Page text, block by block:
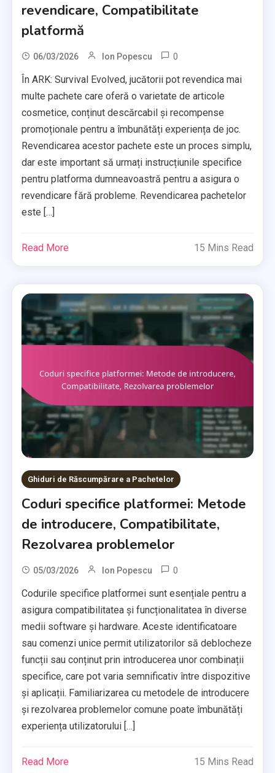
revendicare, Compatibilitate
platformă
06/03/2026 Ion Popescu 0
În ARK: Survival Evolved, jucătorii pot revendica mai
multe pachete care oferă o varietate de articole
cosmetice, conținut descărcabil și recompense
promoționale pentru a îmbunătăți experiența de joc.
Revendicarea acestor pachete este un proces simplu,
dar este important să urmați instrucțiunile specifice
pentru platforma dumneavoastră pentru a asigura o
revendicare fără probleme. Revendicarea pachetelor
este […]
Read More 15 Mins Read
Ghiduri de Răscumpărare a Pachetelor
Coduri specifice platformei: Metode
de introducere, Compatibilitate,
Rezolvarea problemelor
05/03/2026 Ion Popescu 0
Codurile specifice platformei sunt esențiale pentru a
asigura compatibilitatea și funcționalitatea în diverse
medii software și hardware. Aceste identificatoare
sau comenzi unice permit utilizatorilor să deblocheze
funcții sau conținut prin introducerea unor combinații
specifice, care pot varia semnificativ între dispozitive
și aplicații. Familiarizarea cu metodele de introducere
și rezolvarea problemelor comune poate îmbunătăți
experiența utilizatorului […]
Read More 15 Mins Read